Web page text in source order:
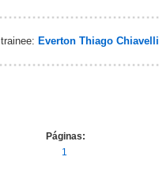
trainee: Everton Thiago Chiavelli
Páginas:
1